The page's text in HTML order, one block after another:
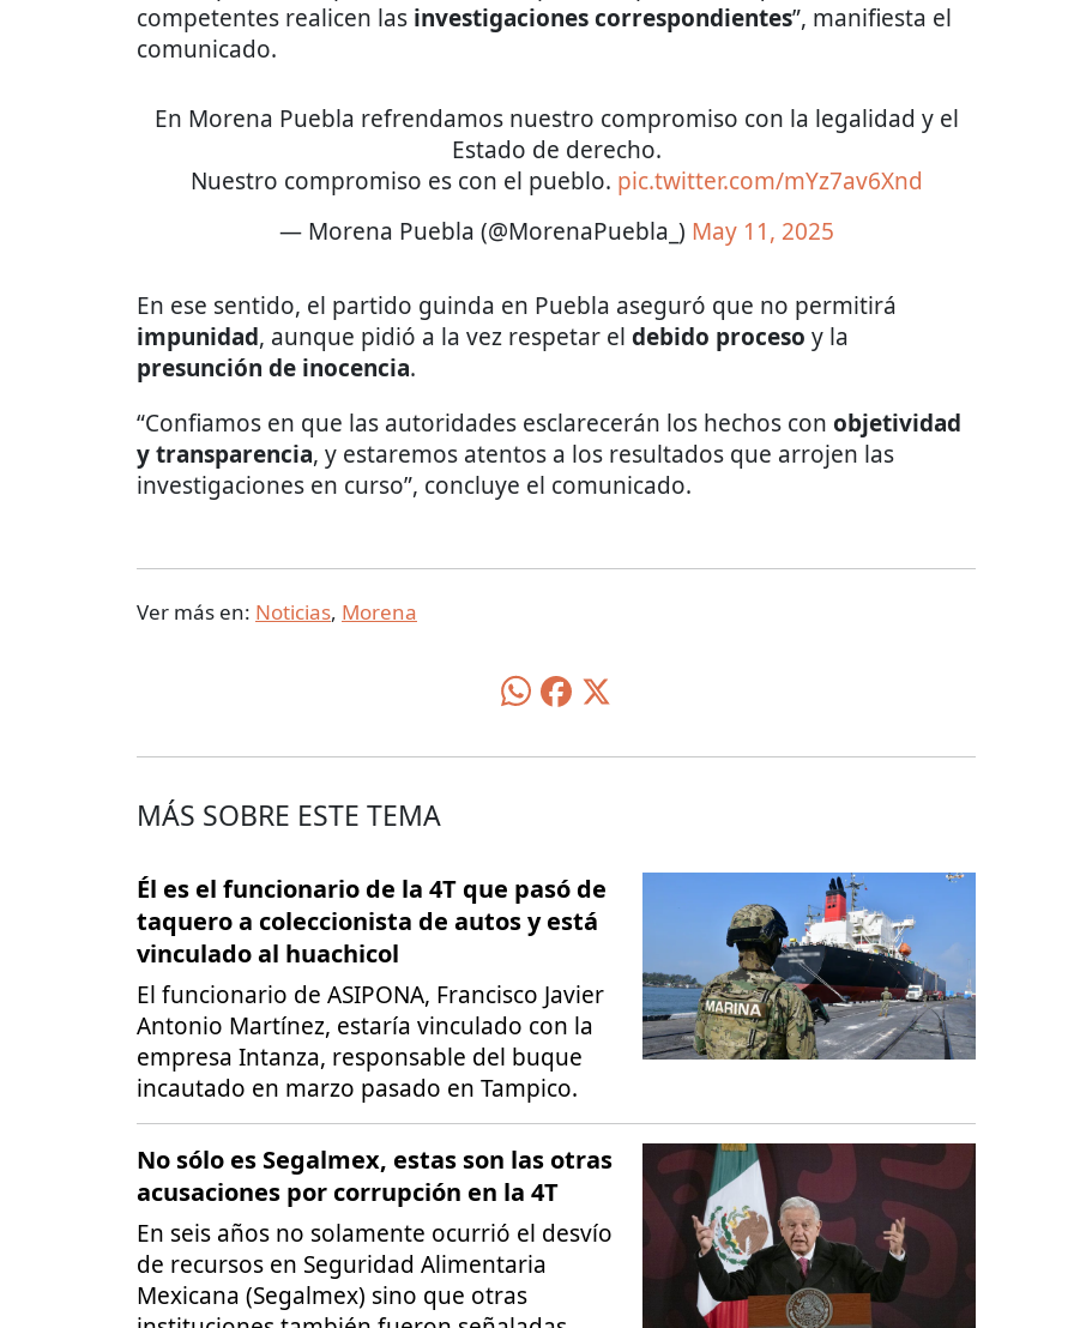
competentes realicen las investigaciones correspondientes”, manifiesta el
comunicado.
En Morena Puebla refrendamos nuestro compromiso con la legalidad y el
Estado de derecho.
Nuestro compromiso es con el pueblo. pic.twitter.com/mYz7av6Xnd
— Morena Puebla (@MorenaPuebla_) May 11, 2025
En ese sentido, el partido guinda en Puebla aseguró que no permitirá
impunidad, aunque pidió a la vez respetar el debido proceso y la
presunción de inocencia.
“Confiamos en que las autoridades esclarecerán los hechos con objetividad
y transparencia, y estaremos atentos a los resultados que arrojen las
investigaciones en curso”, concluye el comunicado.
Ver más en: Noticias, Morena
MÁS SOBRE ESTE TEMA
Él es el funcionario de la 4T que pasó de
taquero a coleccionista de autos y está
vinculado al huachicol
El funcionario de ASIPONA, Francisco Javier
Antonio Martínez, estaría vinculado con la
empresa Intanza, responsable del buque
incautado en marzo pasado en Tampico.
No sólo es Segalmex, estas son las otras
acusaciones por corrupción en la 4T
En seis años no solamente ocurrió el desvío
de recursos en Seguridad Alimentaria
Mexicana (Segalmex) sino que otras